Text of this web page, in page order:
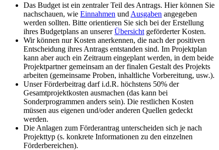
Das Budget ist ein zentraler Teil des Antrags. Hier können Sie
nachschauen, wie Einnahmen und Ausgaben angegeben
werden sollten. Bitte orientieren Sie sich bei der Erstellung
ihres Budgetplans an unserer Übersicht geförderter Kosten.
Wir können nur Kosten anerkennen, die nach der positiven
Entscheidung ihres Antrags entstanden sind. Im Projektplan
kann aber auch ein Zeitraum eingeplant werden, in dem beide
Projektpartner gemeinsam an der finalen Gestalt des Projekts
arbeiten (gemeinsame Proben, inhaltliche Vorbereitung, usw.).
Unser Förderbeitrag darf i.d.R. höchstens 50% der
Gesamtprojektkosten ausmachen (das kann bei
Sonderprogrammen anders sein). Die restlichen Kosten
müssen aus eigenen und/oder anderen Quellen gedeckt
werden.
Die Anlagen zum Förderantrag unterscheiden sich je nach
Projekttyp (s. konkrete Informationen zu den einzelnen
Förderbereichen).